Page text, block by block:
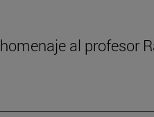
al profesor